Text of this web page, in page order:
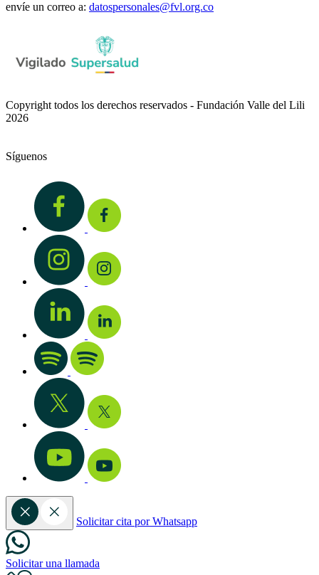
envíe un correo a: datospersonales@fvl.org.co
Copyright todos los derechos reservados - Fundación Valle del Lili
2026
Síguenos
Solicitar cita por Whatsapp
Solicitar una llamada